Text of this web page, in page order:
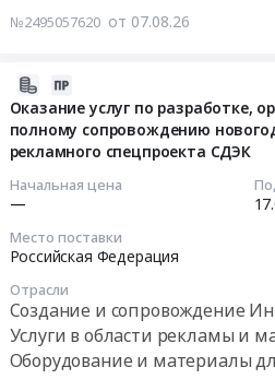
№2495057620 от 07.08.26
Оказание услуг по разработке,
полному сопровождению
рекламного спецпроекта СДЭК
Начальная цена
—
Место поставки
Российская Федерация
Отрасли
Создание и сопровождение
Услуги в области рекламы и
Оборудование и материалы